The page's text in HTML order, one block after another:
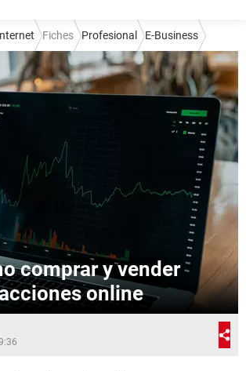
Fiches Profesional E-Business
comprar y vender
online